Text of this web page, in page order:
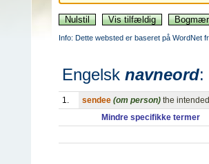
Info: Dette websted er baseret på WordNet
Engelsk navneord:
1. sendee (om person) the
Mindre specifikke termer